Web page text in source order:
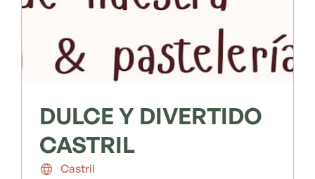
DULCE Y DIVERTIDO
CASTRIL
Castril